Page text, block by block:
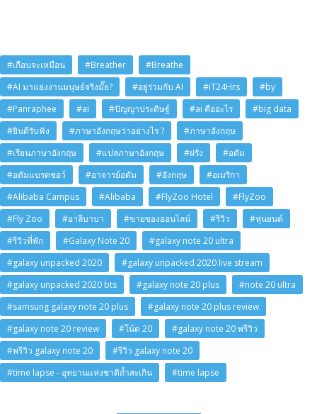
#เกือบจะเหมือน #Breather
#Breathe
#AI มาแย่งงานมนุษย์จริงมั๊ย?
#อยู่ร่วมกับ AI #iT24Hrs
#by
#Panraphee
#ai #ปัญญาประดิษฐ์ #ai คืออะไร
#big data
#ยินดีรับฟัง
#ภาษาอังกฤษว่าอย่างไร ?
#ภาษาอังกฤษ
#เรียนภาษาอังกฤษ
#แปลภาษาอังกฤษ #ฝรั่ง
#อดัม
#อดัมแบรดชอว์
#อาจารย์อดัม #อังกฤษ
#อเมริกา
#Alibaba Campus
#Alibaba #FlyZoo Hotel
#FlyZoo
#Fly Zoo
#อาลีบาบา #ขายของออนไลน์ #รีวิว
#หุ่นยนต์
#รีวิวที่พัก
#Galaxy Note 20
#galaxy note 20 ultra
#galaxy unpacked 2020
#galaxy unpacked 2020 live stream
#galaxy unpacked 2020 bts
#galaxy note 20 plus
#note 20 ultra
#samsung galaxy note 20 plus
#galaxy note 20 plus review
#galaxy note 20 review
#โน้ต 20
#galaxy note 20 พรีวิว
#พรีวิว galaxy note 20
#รีวิว galaxy note 20
#time lapse - อุทยานแห่งชาติถ้ำสะเกิน
#time lapse